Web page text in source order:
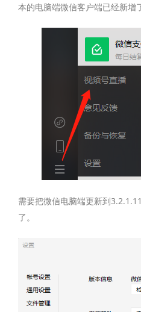
本的电脑端微信客户端已经新增
需要把微信电脑端更新到
了。